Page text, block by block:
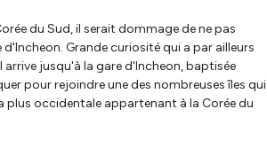
du Sud, il serait dommage de ne pas
Grande curiosité qui a par ailleurs
jusqu'à la gare d'Incheon, baptisée
pour rejoindre une des nombreuses îles qui
plus occidentale appartenant à la Corée du